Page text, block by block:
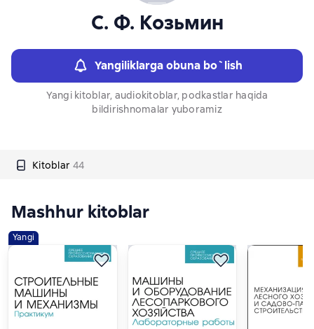
С. Ф. Козьмин
Yangiliklarga obuna bo`lish
Yangi kitoblar, audiokitoblar, podkastlar haqida
bildirishnomalar yuboramiz
Kitoblar 44
Mashhur kitoblar
Yangi